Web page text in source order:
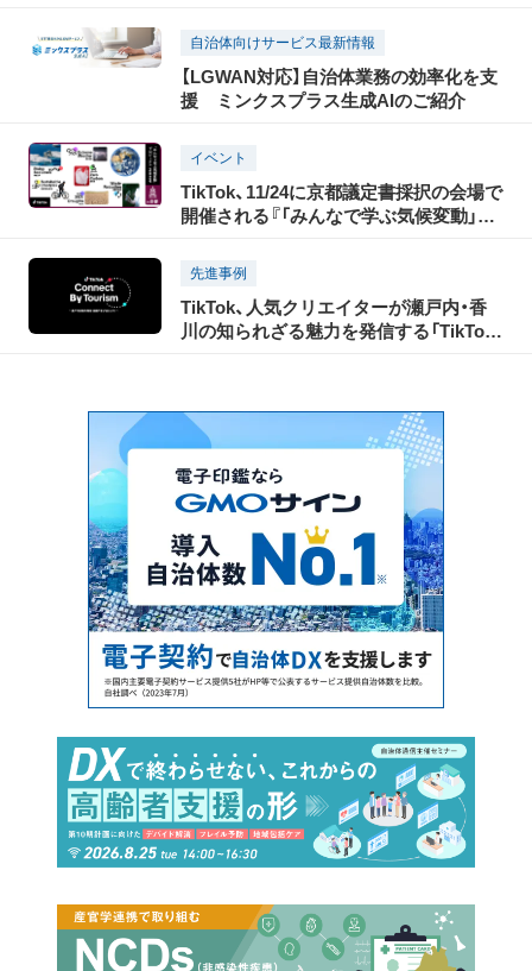
自治体向けサービス最新情報
【LGWAN対応】自治体業務の効率化を支
援 ミンクスプラス生成AIのご紹介
イベント
TikTok、11/24に京都議定書採択の会場で
開催される『「みんなで学ぶ気候変動」プ
気TikTokクリエイターや、環境にまつわ
先進事例
TikTok、人気クリエイターが瀬戸内・香
川の知られざる魅力を発信する「TikTok